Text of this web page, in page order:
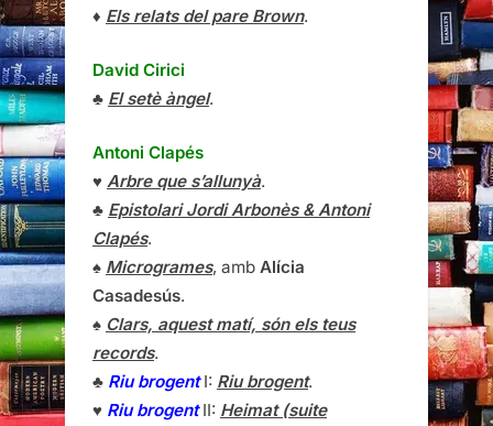
♦ Els relats del pare Brown.
David Cirici
♣ El setè àngel.
Antoni Clapés
♥ Arbre que s’allunyà.
♣ Epistolari Jordi Arbonès & Antoni
Clapés.
♠ Microgrames, amb Alícia
Casadesús.
♠ Clars, aquest matí, són els teus
records.
♣ Riu brogentI: Riu brogent.
♥ Riu brogentII: Heimat (suite